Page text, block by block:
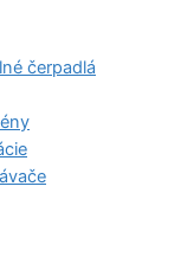
čerpadlá